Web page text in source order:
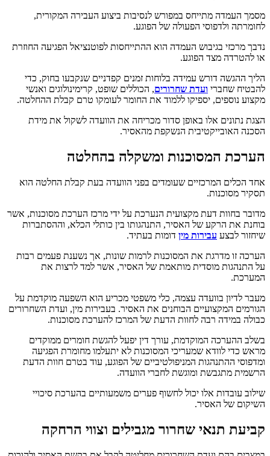
מסמך העמדה מתייחס במפורש לנסיבות ביצוע העבירה המקורית,
לחומרתה ולדפוסי הפעולה של הפוגע.
נדבך מרכזי בגיבוש העמדה הוא ההתייחסות לפוטנציאל הפגיעה החוזרת
או להטרדה מצד הפוגע.
הליך ההגשה דורש עמידה בלוחות זמנים קפדניים שנקבעו בחוק, כדי
להבטיח שחברי ועדת שחרורים, הכוללים שופט, קרימינולוגים ואנשי
מקצוע נוספים, יספיקו ללמוד את החומר לעומקו טרם קבלת ההחלטה.
הצגת נתונים אלו באופן סדור מכריחה את הוועדה לשקול את מידת
הסכנה האובייקטיבית הנשקפת מהאסיר.
הערכת המסוכנות ומשקלה בהחלטה
אחד הכלים המרכזיים שעומדים בפני הוועדה בעת קבלת החלטה הוא
תסקיר מסוכנות.
מדובר בחוות דעת מקצועית הנערכת על ידי מרכז הערכת מסוכנות, אשר
בוחנת את הרקע של האסיר, התנהגותו בין כותלי הכלא, וההסתברות
שיחזור לבצע עבירות מין דומות בעתיד.
הערכה זו מדרגת את המסוכנות לרמות שונות, אך נשענת פעמים רבות
על התנהגות מוסדית מותאמת של האסיר, אשר למד לרצות את
המערכת.
מעבר לדיון בוועדה עצמה, כלי משפטי מכריע הוא השפעה מוקדמת על
הגורמים המקצועיים הבוחנים את האסיר. בעבירות מין, ועדת השחרורים
כבולה במידה רבה לחוות הדעת של המרכז להערכת מסוכנות.
בשלב ההערכה המוקדמת, עורך דין יפעל להגשת חומרים ממוקדים
מראש כדי לוודא שמעריכי המסוכנות לא יתעלמו מחומרת הפגיעה
ומדפוסי ההתנהגות המניפולטיביים של הפוגע, עוד בטרם חוות הדעת
הרשמית מתגבשת ומוגשת לחברי הוועדה.
שילוב עובדות אלו יכול לחשוף פערים משמעותיים בהערכת סיכויי
השיקום של האסיר.
קביעת תנאי שחרור מגבילים וצווי הרחקה